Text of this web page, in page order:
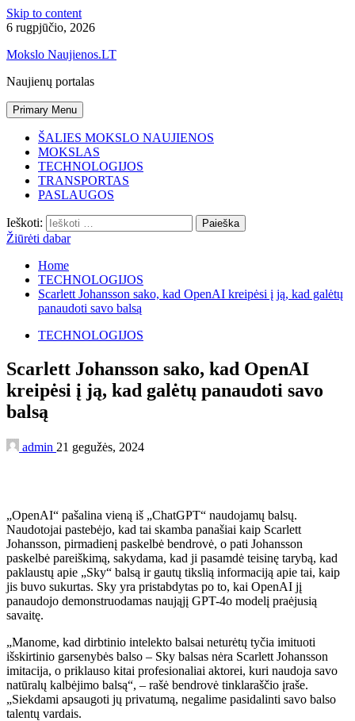
Skip to content
6 rugpjūčio, 2026
Mokslo Naujienos.LT
Naujienų portalas
Primary Menu
ŠALIES MOKSLO NAUJIENOS
MOKSLAS
TECHNOLOGIJOS
TRANSPORTAS
PASLAUGOS
Ieškoti:
Žiūrėti dabar
Home
TECHNOLOGIJOS
Scarlett Johansson sako, kad OpenAI kreipėsi į ją, kad galėtų
panaudoti savo balsą
TECHNOLOGIJOS
Scarlett Johansson sako, kad OpenAI
kreipėsi į ją, kad galėtų panaudoti savo
balsą
admin 21 gegužės, 2024
„OpenAI“ pašalina vieną iš „ChatGPT“ naudojamų balsų.
Naudotojai pastebėjo, kad tai skamba panašiai kaip Scarlett
Johansson, pirmadienį paskelbė bendrovė, o pati Johansson
paskelbė pareiškimą, sakydama, kad ji pasamdė teisinę tarybą, kad
paklaustų apie „Sky“ balsą ir gautų tikslią informaciją apie tai, kaip
jis buvo sukurtas. Sky yra pristabdytas po to, kai OpenAI jį
panaudojo demonstruodamas naująjį GPT-4o modelį praėjusią
savaitę.
„Manome, kad dirbtinio intelekto balsai neturėtų tyčia imituoti
išskirtinio garsenybės balso – Sky balsas nėra Scarlett Johansson
imitacija, o priklauso kitai profesionaliai aktorei, kuri naudoja savo
natūralų kalbėjimo balsą“, – rašė bendrovė tinklaraščio įraše.
„Siekdami apsaugoti jų privatumą, negalime pasidalinti savo balso
talentų vardais.